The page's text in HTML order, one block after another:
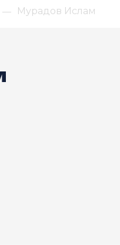
Мурадов Ислам